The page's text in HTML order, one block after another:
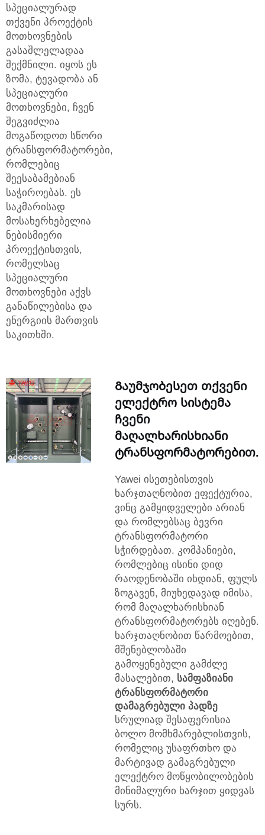
სპეციალურად
თქვენი პროექტის
მოთხოვნების
გასაშლელადაა
შექმნილი. იყოს ეს
ზომა, ტევადობა ან
სპეციალური
მოთხოვნები, ჩვენ
შეგვიძლია
მოგაწოდოთ სწორი
ტრანსფორმატორები,
რომლებიც
შეესაბამებიან
საჭიროებას. ეს
საკმარისად
მოსახერხებელია
ნებისმიერი
პროექტისთვის,
რომელსაც
სპეციალური
მოთხოვნები აქვს
განაწილებისა და
ენერგიის მართვის
საკითხში.
Გაუმჯობესეთ თქვენი
ელექტრო სისტემა
ჩვენი
მაღალხარისხიანი
ტრანსფორმატორებით.
Yawei ისეთებისთვის
ხარჯთაღნობით ეფექტურია,
ვინც გამყიდველები არიან
და რომლებსაც ბევრი
ტრანსფორმატორი
სჭირდებათ. კომპანიები,
რომლებიც ისინი დიდ
რაოდენობაში იხდიან, ფულს
ზოგავენ, მიუხედავად იმისა,
რომ მაღალხარისხიან
ტრანსფორმატორებს იღებენ.
ხარჯთაღნობით წარმოებით,
მშენებლობაში
გამოყენებული გამძლე
მასალებით, სამფაზიანი
ტრანსფორმატორი
დამაგრებული პადზე
სრულიად შესაფერისია
ბოლო მომხმარებლისთვის,
რომელიც უსაფრთხო და
მარტივად გამაგრებული
ელექტრო მოწყობილობების
მინიმალური ხარჯით ყიდვას
სურს.